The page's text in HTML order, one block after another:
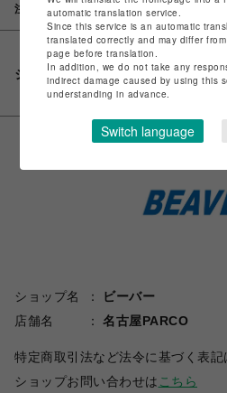
注意事項
シェアする
ショップ名
ビーバー
店舗名
名古屋PARCO
特定商取引法など法令に基づく表記
ショップお問い合わせは こちら
automatic translation service.
Since this service is an automatic
translated correctly and may differ
page before translation.
In addition, we do not take any
indirect damage caused by using this
understanding in advance.
Switch language